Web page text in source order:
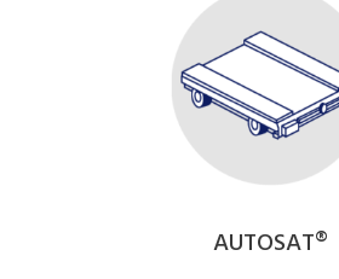
AUTOSAT®